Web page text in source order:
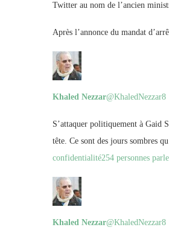
Twitter au nom de l’ancien
Après l’annonce du mandat
Khaled Nezzar@KhaledNezzar8
S’attaquer politiquement à Gaid
tête. Ce sont des jours sombres
confidentialité254 personnes
Khaled Nezzar@KhaledNezzar8